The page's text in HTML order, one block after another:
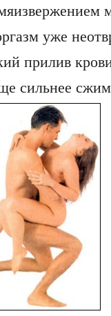
уже
прилив
сильнее